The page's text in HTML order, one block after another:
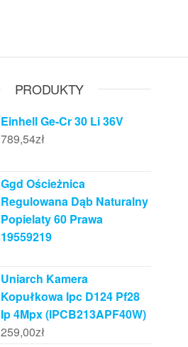
PRODUKTY
Einhell Ge-Cr 30 Li 36V
789,54zł
Ggd Ościeżnica
Regulowana Dąb Naturalny
Popielaty 60 Prawa
19559219
Uniarch Kamera
Kopułkowa Ipc D124 Pf28
Ip 4Mpx (IPCB213APF40W)
259,00zł